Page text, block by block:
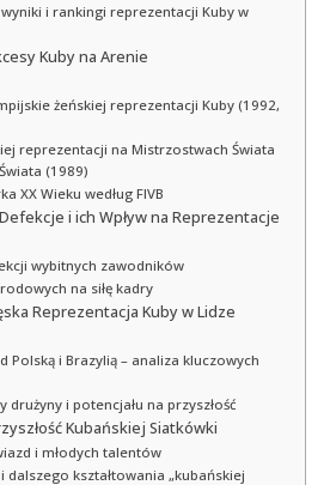
i rankingi reprezentacji Kuby w
Kuby na Arenie
żeńskiej reprezentacji Kuby (1992,
reprezentacji na Mistrzostwach Świata
(1989)
XX Wieku według FIVB
i ich Wpływ na Reprezentacje
wybitnych zawodników
na siłę kadry
Reprezentacja Kuby w Lidze
Polską i Brazylią – analiza kluczowych
i potencjału na przyszłość
Kubańskiej Siatkówki
i młodych talentów
kształtowania „kubańskiej